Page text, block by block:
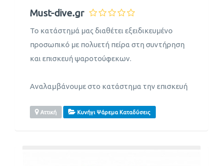
Must-dive.gr
Το κατάστημά μας διαθέτει εξειδικευμένο
προσωπικό με πολυετή πείρα στη συντήρηση
και επισκευή ψαροτούφεκων.
Αναλαμβάνουμε στο κατάστημα την επισκευή
Αττική Κυνήγι Ψάρεμα Καταδύσεις